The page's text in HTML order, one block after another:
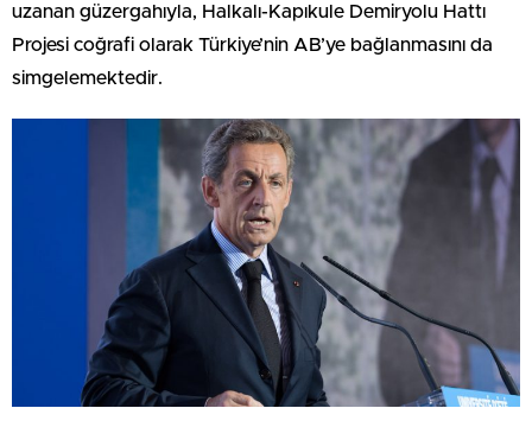
uzanan güzergahıyla, Halkalı-Kapıkule Demiryolu Hattı
Projesi coğrafi olarak Türkiye’nin AB’ye bağlanmasını da
simgelemektedir.